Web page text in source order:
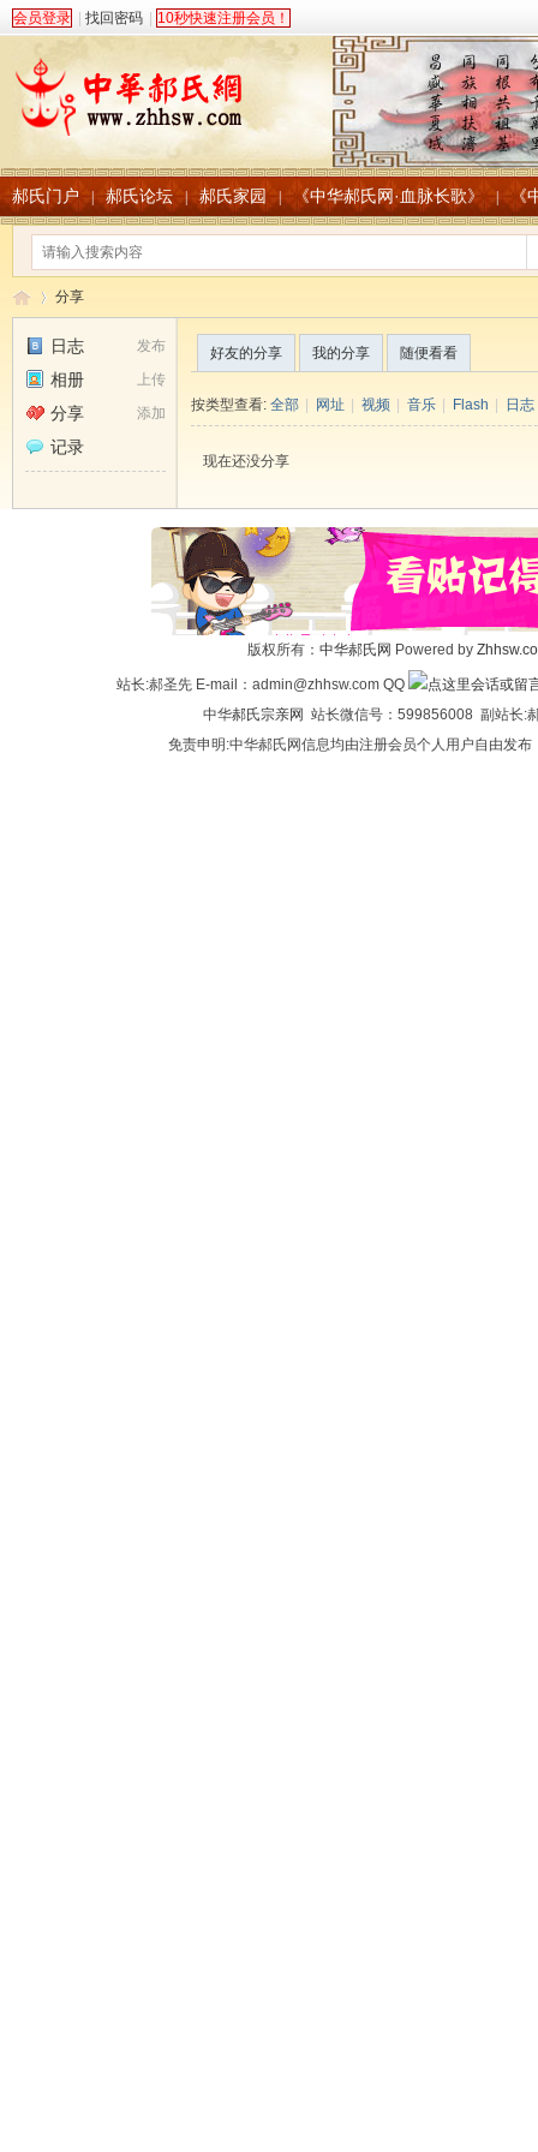
会员登录 找回密码 10秒快速注册会员！
郝氏门户 | 郝氏论坛 | 郝氏家园 | 《中华郝氏网·血脉长歌》 《
分享
发布
日志
上传
相册
添加
分享
记录
好友的分享 我的分享 随便看看
按类型查看: 全部 网址 视频 音乐 Flash 日志
现在还没分享
版权所有： 中华郝氏网 Powered by
站长:郝圣先 E-mail：admin@zhhsw.com QQ
中华郝氏宗亲网 站长微信号：599856008 副站长:
免责申明:中华郝氏网信息均由注册会员个人用户自由发